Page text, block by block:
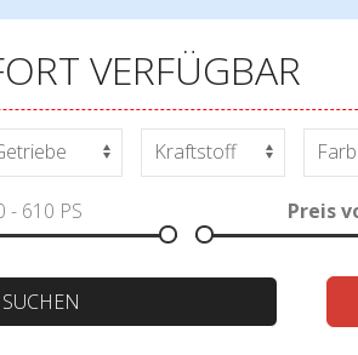
VERFÜGBAR
- 610 PS Preis